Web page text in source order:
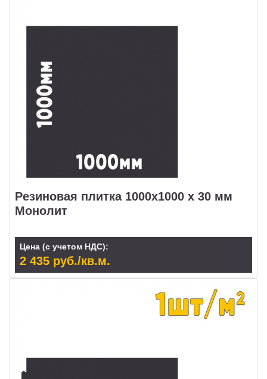
Резиновая плитка 1000х1000 х 30 мм
Монолит
Цена (с учетом НДС):
2 435 руб./кв.м.